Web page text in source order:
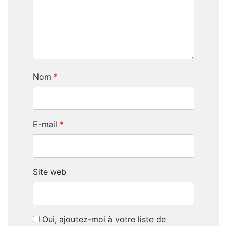
Nom *
E-mail *
Site web
Oui, ajoutez-moi à votre liste de